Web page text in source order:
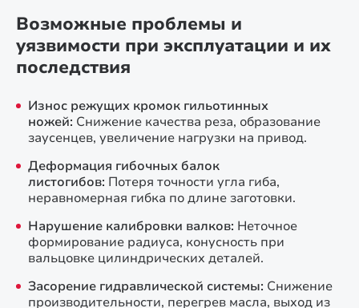
Возможные проблемы и
уязвимости при эксплуатации и их
последствия
Износ режущих кромок гильотинных
ножей: Снижение качества реза, образование
заусенцев, увеличение нагрузки на привод.
Деформация гибочных балок
листогибов: Потеря точности угла гиба,
неравномерная гибка по длине заготовки.
Нарушение калибровки валков: Неточное
формирование радиуса, конусность при
вальцовке цилиндрических деталей.
Засорение гидравлической системы: Снижение
производительности, перегрев масла, выход из